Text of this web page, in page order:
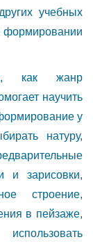
учебных
формировании
как жанр
научить
у
натуру,
и зарисовки,
строение,
в пейзаже,